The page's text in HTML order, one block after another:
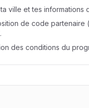
ville et tes informations
de code partenaire
des conditions du